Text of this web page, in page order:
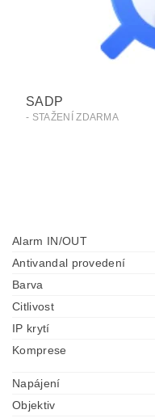
SADP
- STAŽENÍ ZDARMA
Alarm IN/OUT
Antivandal provedení
Barva
Citlivost
IP krytí
Komprese
Napájení
Objektiv